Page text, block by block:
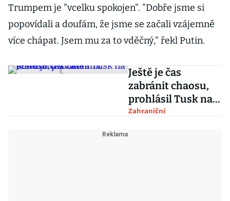
Trumpem je "vcelku spokojen". "Dobře jsme si
popovídali a doufám, že jsme se začali vzájemně
více chápat. Jsem mu za to vděčný," řekl Putin.
Ještě je čas
zabránit chaosu,
prohlásil Tusk na
summitu v Číně
Zahraniční